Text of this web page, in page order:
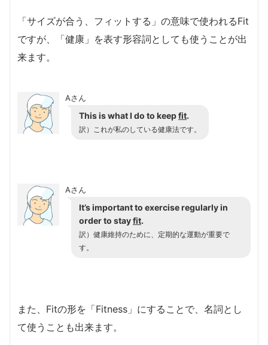
「サイズが合う、フィットする」の意味で使われるFit
ですが、「健康」を表す形容詞としても使うことが出
来ます。
Aさん
This is what I do to keepfit.
訳）これが私のしている健康法です。
Aさん
It’s important to exercise regularly in
order to stayfit.
訳）健康維持のために、定期的な運動が重要で
す。
また、Fitの形を「Fitness」にすることで、名詞とし
て使うことも出来ます。